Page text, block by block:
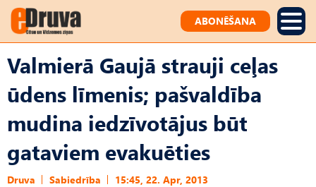
ABONĒŠANA
Valmierā Gaujā strauji ceļas
ūdens līmenis; pašvaldība
mudina iedzīvotājus būt
gataviem evakuēties
Druva Sabiedrība 15:45, 22. Apr, 2013